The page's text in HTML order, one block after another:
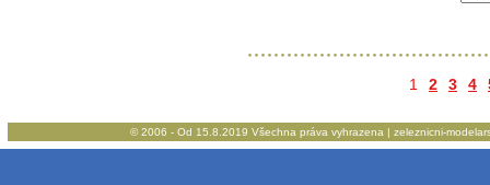
1 2 3 4
© 2006 - Od 15.8.2019 Všechna práva vyhrazena | zeleznicni-